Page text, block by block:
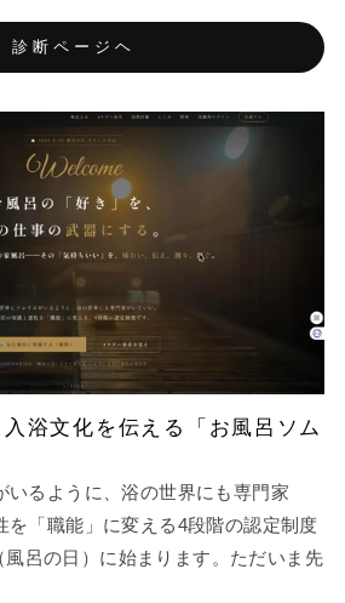
診断ページヘ
浴文化を伝える「お風呂ソム
いるように、浴の世界にも専門家
を「職能」に変える4段階の認定制度
風呂の日）に始まります。ただいま先